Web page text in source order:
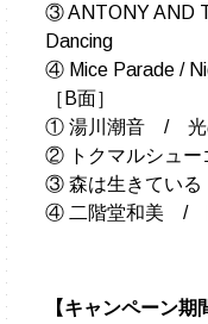
③ ANTONY AND
Dancing
④ Mice Parade /
［B面］
① 湯川潮音 / 光
② トクマルシュ
③ 森は生きてい
④ 二階堂和美 /
【キャンペーン期